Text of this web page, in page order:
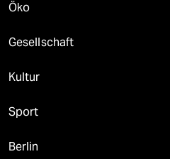
Öko
Gesellschaft
Kultur
Sport
Berlin